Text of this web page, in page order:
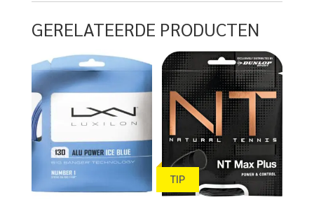
GERELATEERDE PRODUCTEN
TIP